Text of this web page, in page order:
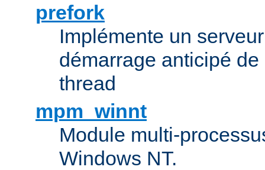
prefork
Implémente un
démarrage anticipé
thread
mpm_winnt
Module multi-
Windows NT.